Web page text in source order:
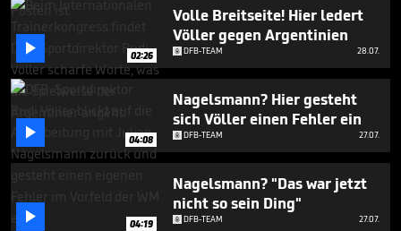
 02:26
Volle Breitseite! Hier ledert
Völler gegen Argentinien
DFB-TEAM 28.07.
 04:08
Nagelsmann? Hier gesteht
sich Völler einen Fehler ein
DFB-TEAM 27.07.
 04:19
Nagelsmann? "Das war jetzt
nicht so sein Ding"
DFB-TEAM 27.07.